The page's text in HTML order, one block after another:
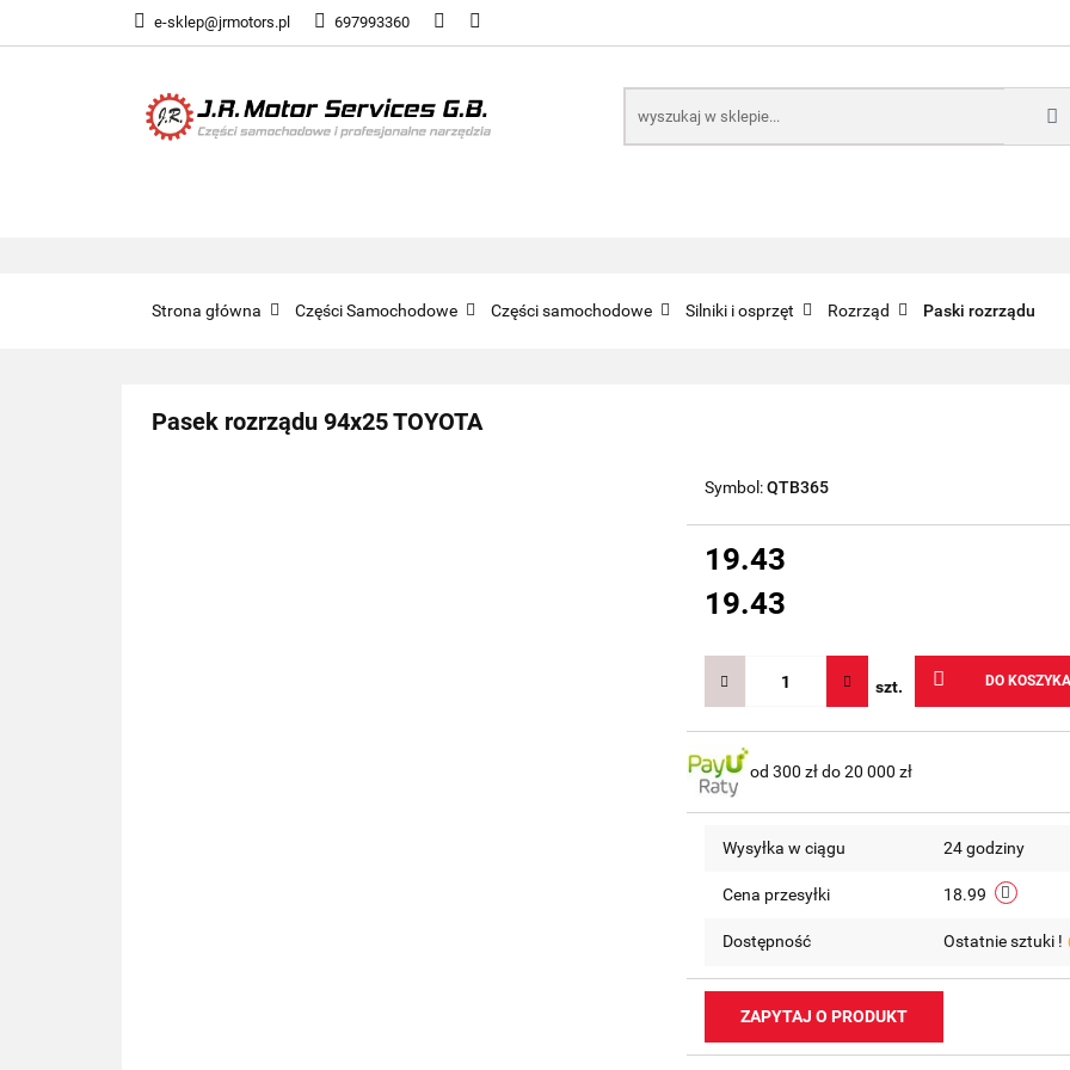
e-sklep@jrmotors.pl 697993360
UKŁADY PALIWOWE
KOMPONENTY ELEKTRONICZNE B2B
Strona główna Części Samochodowe Części samochodowe Silniki i osprzęt Rozrząd Paski rozrządu
Pasek rozrządu 94x25 TOYOTA
Symbol:QTB365
19.43
19.43
szt. DO KOSZYKA
od 300 zł do 20 000 zł
Wysyłka w ciągu 24 godziny
Cena przesyłki 18.99
Dostępność Ostatnie sztuki !
ZAPYTAJ O PRODUKT